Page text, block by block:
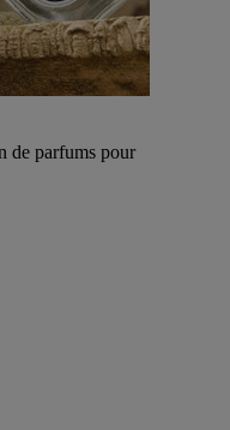
de parfums pour